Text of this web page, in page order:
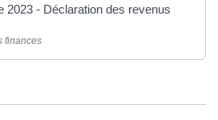
2023 - Déclaration des revenus
finances